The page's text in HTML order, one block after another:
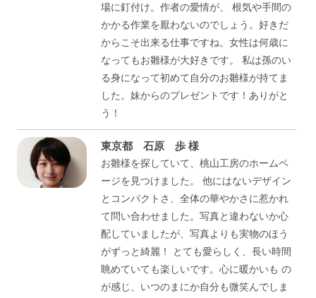
場に釘付け。作者の愛情が、 根気や手間の
かかる作業を厭わないのでしょう。好きだ
からこそ出来る仕事ですね。女性は何歳に
なってもお雛様が大好きです。 私は孫のい
る身になって初めて自分のお雛様が持てま
した。妹からのプレゼントです！ありがと
う！
東京都 石原 歩 様
お雛様を探していて、桃山工房のホームペ
ージを見つけました。 他にはないデザイン
とコンパクトさ、全体の華やかさに惹かれ
て問い合わせました。写真と違わないか心
配していましたが、写真よりも実物のほう
がずっと綺麗！ とても愛らしく、長い時間
眺めていても楽しいです。心に暖かいも の
が感じ、いつのまにか自分も微笑んでしま